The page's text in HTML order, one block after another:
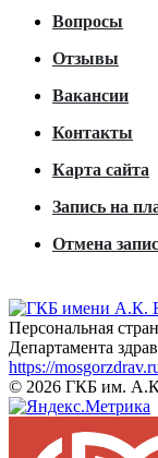
Вопросы
Отзывы
Вакансии
Контакты
Карта сайта
Запись на
Отмена
Персональная
Департамента
https://
© 2026 ГКБ им.